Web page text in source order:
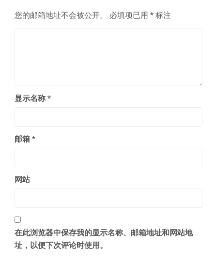
您的邮箱地址不会被公开。 必填项已用 * 标注
显示名称 *
邮箱 *
网站
在此浏览器中保存我的显示名称、邮箱地址和网站地
址，以便下次评论时使用。